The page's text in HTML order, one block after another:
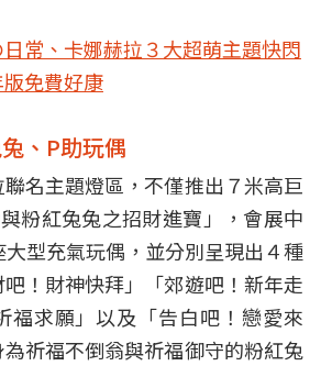
常、卡娜赫拉３大超萌主題快閃
免費好康
、P助玩偶
名主題燈區，不僅推出７米高巨
粉紅兔兔之招財進寶」，會展中
型充氣玩偶，並分別呈現出４種
！財神快拜」「郊遊吧！新年走
福求願」以及「告白吧！戀愛來
祈福不倒翁與祈福御守的粉紅兔